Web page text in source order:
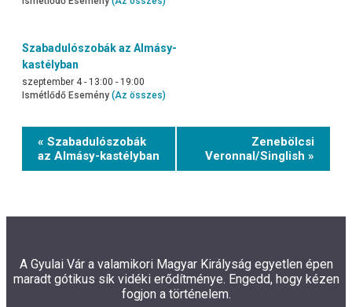
Szabadulószobák az Almásy-
kastélyban
szeptember 4 - 13:00 - 19:00
Ismétlődő Esemény (Az összes)
Event
Navigation
« Szabadulószobák
az Almásy-kastélyban
Zenebölcsi
Veronnal/Singlish »
A Gyulai Vár a valamikori Magyar Királyság egyetlen épen
maradt gótikus sík vidéki erődítménye. Engedd, hogy kézen
fogjon a történelem.